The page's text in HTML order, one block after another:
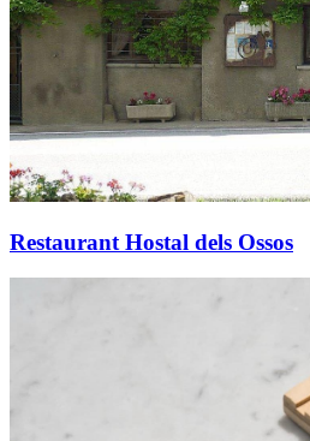
Restaurant Hostal dels Ossos